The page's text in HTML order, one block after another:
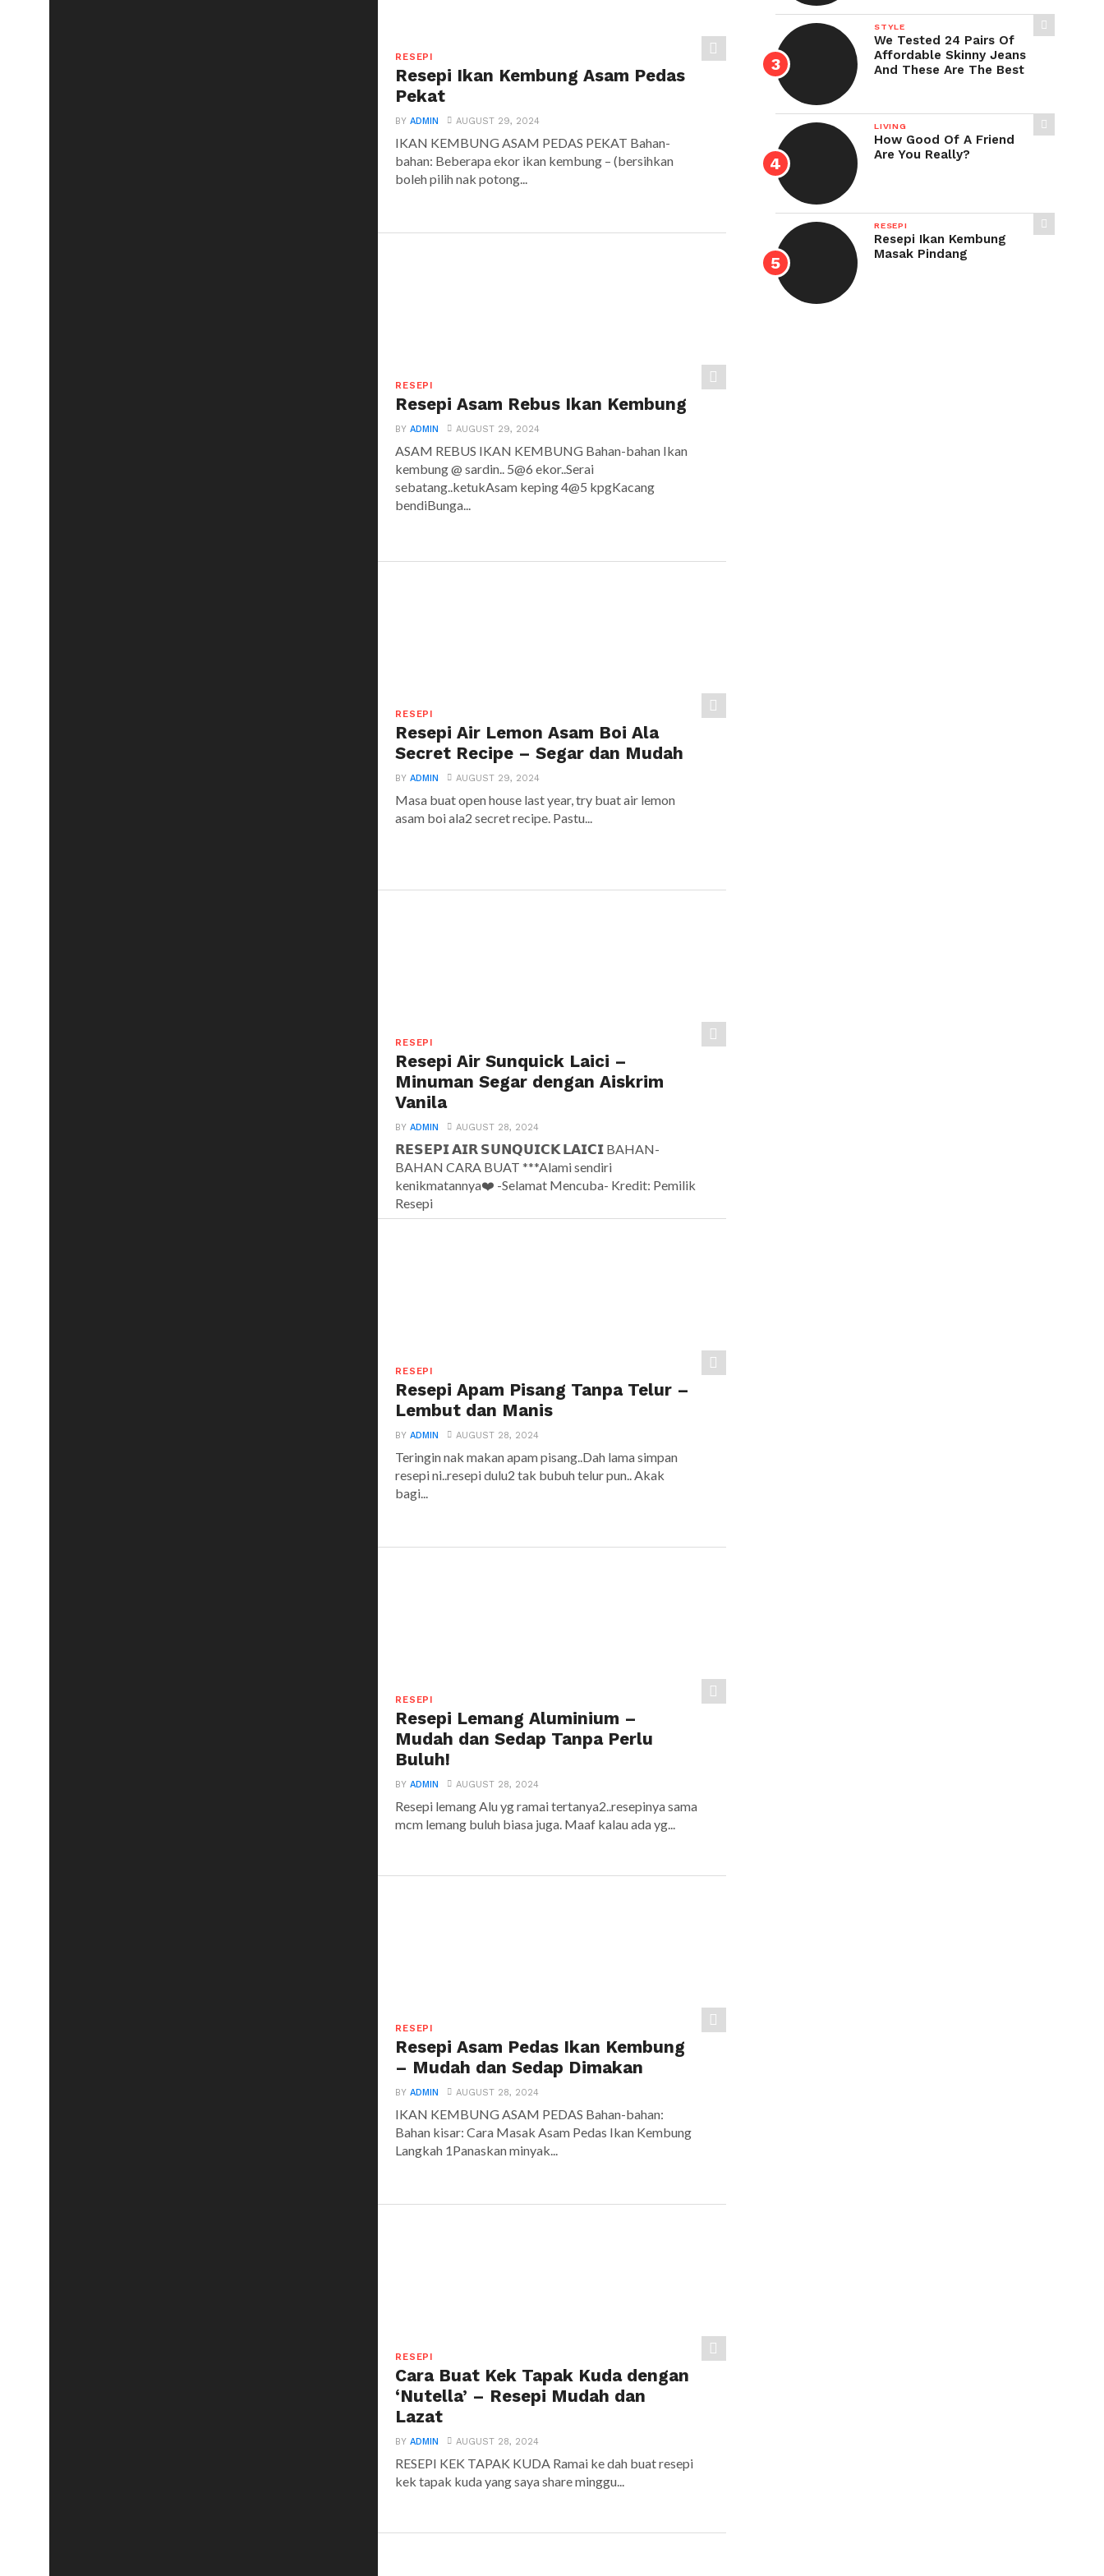
RESEPI
Resepi Ikan Kembung Asam Pedas
Pekat
BYADMIN AUGUST 29, 2024
IKAN KEMBUNG ASAM PEDAS PEKAT Bahan-
bahan: Beberapa ekor ikan kembung – (bersihkan
boleh pilih nak potong...
RESEPI
Resepi Asam Rebus Ikan Kembung
BYADMIN AUGUST 29, 2024
ASAM REBUS IKAN KEMBUNG Bahan-bahan Ikan
kembung @ sardin.. 5@6 ekor..Serai
sebatang..ketukAsam keping 4@5 kpgKacang
bendiBunga...
RESEPI
Resepi Air Lemon Asam Boi Ala
Secret Recipe – Segar dan Mudah
BYADMIN AUGUST 29, 2024
Masa buat open house last year, try buat air lemon
asam boi ala2 secret recipe. Pastu...
RESEPI
Resepi Air Sunquick Laici –
Minuman Segar dengan Aiskrim
Vanila
BYADMIN AUGUST 28, 2024
𝗥𝗘𝗦𝗘𝗣𝗜 𝗔𝗜𝗥 𝗦𝗨𝗡𝗤𝗨𝗜𝗖𝗞 𝗟𝗔𝗜𝗖𝗜 BAHAN-
BAHAN CARA BUAT ***Alami sendiri
kenikmatannya❤️ -Selamat Mencuba- Kredit: Pemilik
Resepi
RESEPI
Resepi Apam Pisang Tanpa Telur –
Lembut dan Manis
BYADMIN AUGUST 28, 2024
Teringin nak makan apam pisang..Dah lama simpan
resepi ni..resepi dulu2 tak bubuh telur pun.. Akak
bagi...
RESEPI
Resepi Lemang Aluminium –
Mudah dan Sedap Tanpa Perlu
Buluh!
BYADMIN AUGUST 28, 2024
Resepi lemang Alu yg ramai tertanya2..resepinya sama
mcm lemang buluh biasa juga. Maaf kalau ada yg...
RESEPI
Resepi Asam Pedas Ikan Kembung
– Mudah dan Sedap Dimakan
BYADMIN AUGUST 28, 2024
IKAN KEMBUNG ASAM PEDAS Bahan-bahan:
Bahan kisar: Cara Masak Asam Pedas Ikan Kembung
Langkah 1Panaskan minyak...
RESEPI
Cara Buat Kek Tapak Kuda dengan
‘Nutella’ – Resepi Mudah dan
Lazat
BYADMIN AUGUST 28, 2024
RESEPI KEK TAPAK KUDA Ramai ke dah buat resepi
kek tapak kuda yang saya share minggu...
STYLE
We Tested 24 Pairs Of
Affordable Skinny Jeans
And These Are The Best
LIVING
How Good Of A Friend
Are You Really?
RESEPI
Resepi Ikan Kembung
Masak Pindang